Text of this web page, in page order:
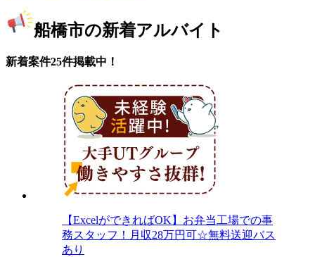
船橋市の新着アルバイト
新着案件25件掲載中！
【ExcelができればOK】お弁当工場での事
務スタッフ！月収28万円可☆無料送迎バス
あり